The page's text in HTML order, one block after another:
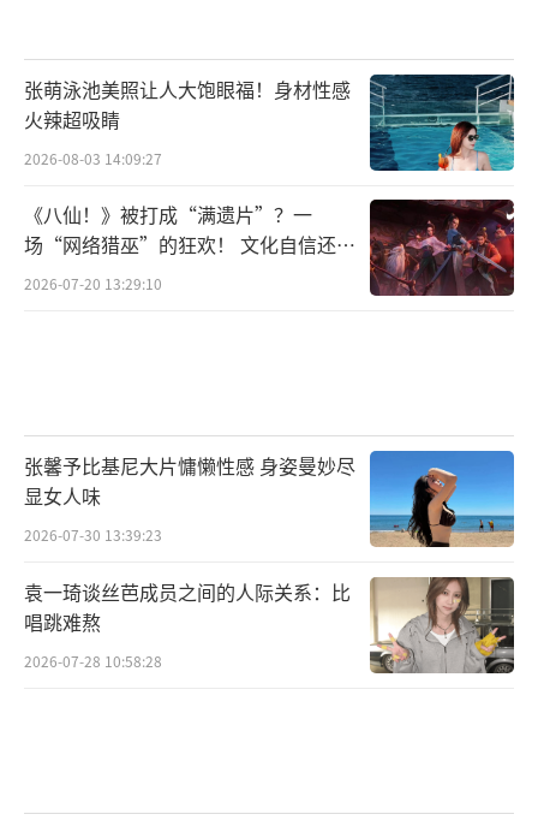
《天赐的声音》节目组声乐教学总监钟文
曾发布视频表达了对GAI的欣赏“GAI是一个能
写人话的创作者,这是我心里创作的最高标准,从
罗大佑到李宗盛,那些让人潸然泪下的词,就是像
朋友间说话一样倾泻,精准”“这一季好像真正
张萌泳池美照让人大饱眼福！身材性感
火辣超吸睛
2026-08-03 14:09:27
《八仙！》被打成“满遗片”？一
场“网络猎巫”的狂欢！ 文化自信还是
焦虑？
2026-07-20 13:29:10
张馨予比基尼大片慵懒性感 身姿曼妙尽
显女人味
2026-07-30 13:39:23
袁一琦谈丝芭成员之间的人际关系：比
唱跳难熬
2026-07-28 10:58:28